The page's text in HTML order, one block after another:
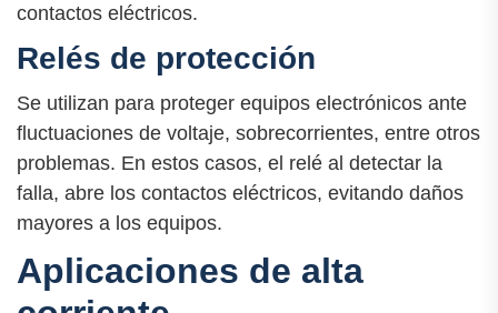
contactos eléctricos.
Relés de protección
Se utilizan para proteger equipos electrónicos ante
fluctuaciones de voltaje, sobrecorrientes, entre otros
problemas. En estos casos, el relé al detectar la
falla, abre los contactos eléctricos, evitando daños
mayores a los equipos.
Aplicaciones de alta